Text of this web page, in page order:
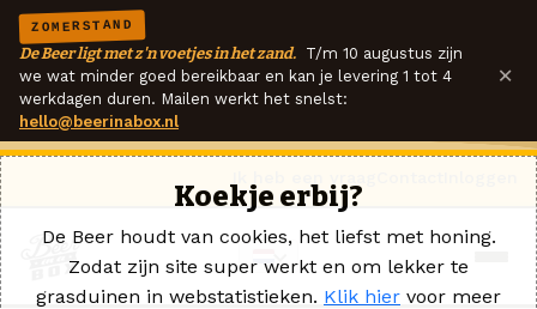
ZOMERSTAND
De Beer ligt met z'n voetjes in het zand. T/m 10 augustus zijn
we wat minder goed bereikbaar en kan je levering 1 tot 4
werkdagen duren. Mailen werkt het snelst:
hello@beerinabox.nl
×
Koekje erbij?
De Beer houdt van cookies, het liefst met honing.
Zodat zijn site super werkt en om lekker te
grasduinen in webstatistieken. Klik hier voor meer